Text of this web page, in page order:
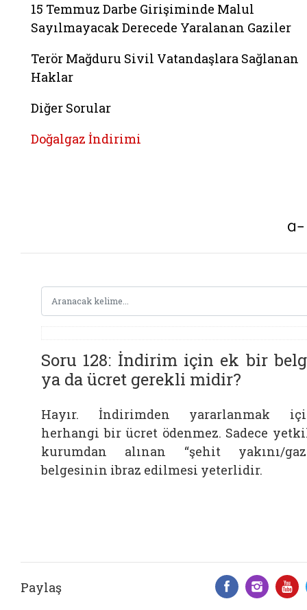
15 Temmuz Darbe Girişiminde Malul
Sayılmayacak Derecede Yaralanan Gaziler
Terör Mağduru Sivil Vatandaşlara Sağlanan
Haklar
Diğer Sorular
Doğalgaz İndirimi
Soru 128: İndirim için ek bir
ya da ücret gerekli midir?
Hayır. İndirimden yararlanmak
herhangi bir ücret ödenmez. Sadece
kurumdan alınan “şehit yakını/
belgesinin ibraz edilmesi yeterlidir.
Paylaş